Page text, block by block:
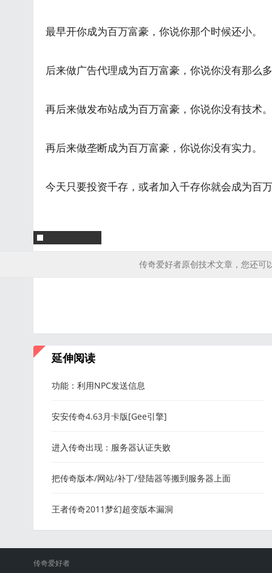
最早开你成为百万富豪，你说你那个时候还小。
后来做广告代理成为百万富豪，你说你没有那么
再后来做发布站成为百万富豪，你说你没有技术。
再后来做垄断成为百万富豪，你说你没有实力。
今天只要投资千存，或者加入千存你就会成为百
传奇爱好者原创技术文章，您还可
延伸阅读
功能：利用NPC发送信息
安安传奇4.63月卡版[Gee引擎]
进入传奇出现：服务器认证失败
把传奇版本/网站/补丁/登陆器等搬到服务器上面
王者传奇2011梦幻超变版本漏洞
传奇爱好者